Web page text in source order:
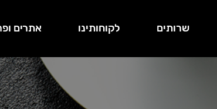
שרותים לקוחותינו אתרים